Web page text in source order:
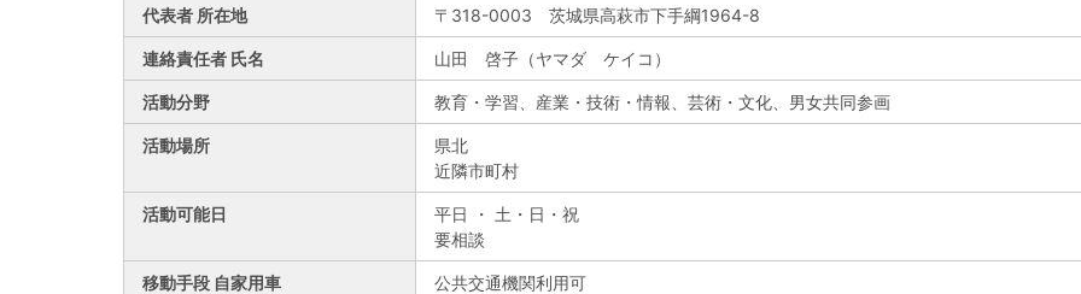
代表者 所在地 〒318-0003 茨城県高萩市下手綱1964-8
連絡責任者 氏名 山田 啓子（ヤマダ ケイコ）
活動分野 教育・学習、産業・技術・情報、芸術・文化、男女共同参画
活動場所
県北
近隣市町村
活動可能日
平日 ・ 土・日・祝
要相談
移動手段 自家用車 公共交通機関利用可